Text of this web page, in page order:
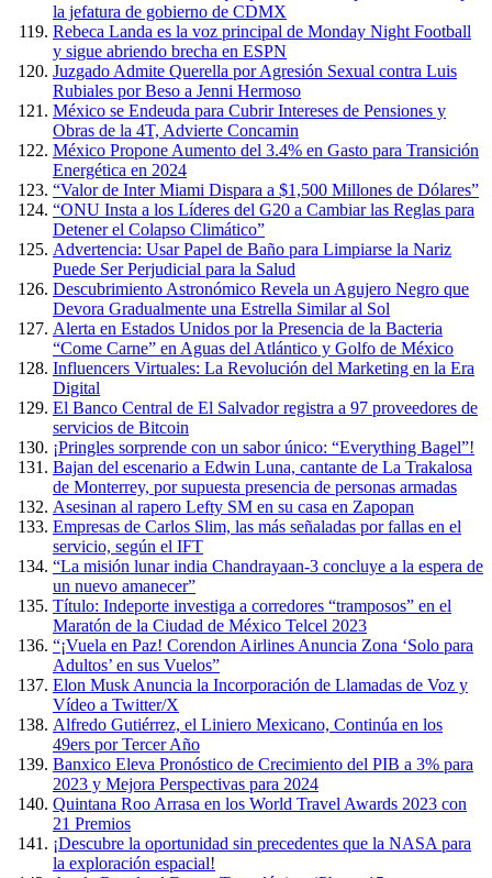
la jefatura de gobierno de CDMX
Rebeca Landa es la voz principal de Monday Night Football
y sigue abriendo brecha en ESPN
Juzgado Admite Querella por Agresión Sexual contra Luis
Rubiales por Beso a Jenni Hermoso
México se Endeuda para Cubrir Intereses de Pensiones y
Obras de la 4T, Advierte Concamin
México Propone Aumento del 3.4% en Gasto para Transición
Energética en 2024
“Valor de Inter Miami Dispara a $1,500 Millones de Dólares”
“ONU Insta a los Líderes del G20 a Cambiar las Reglas para
Detener el Colapso Climático”
Advertencia: Usar Papel de Baño para Limpiarse la Nariz
Puede Ser Perjudicial para la Salud
Descubrimiento Astronómico Revela un Agujero Negro que
Devora Gradualmente una Estrella Similar al Sol
Alerta en Estados Unidos por la Presencia de la Bacteria
“Come Carne” en Aguas del Atlántico y Golfo de México
Influencers Virtuales: La Revolución del Marketing en la Era
Digital
El Banco Central de El Salvador registra a 97 proveedores de
servicios de Bitcoin
¡Pringles sorprende con un sabor único: “Everything Bagel”!
Bajan del escenario a Edwin Luna, cantante de La Trakalosa
de Monterrey, por supuesta presencia de personas armadas
Asesinan al rapero Lefty SM en su casa en Zapopan
Empresas de Carlos Slim, las más señaladas por fallas en el
servicio, según el IFT
“La misión lunar india Chandrayaan-3 concluye a la espera de
un nuevo amanecer”
Título: Indeporte investiga a corredores “tramposos” en el
Maratón de la Ciudad de México Telcel 2023
“¡Vuela en Paz! Corendon Airlines Anuncia Zona ‘Solo para
Adultos’ en sus Vuelos”
Elon Musk Anuncia la Incorporación de Llamadas de Voz y
Vídeo a Twitter/X
Alfredo Gutiérrez, el Liniero Mexicano, Continúa en los
49ers por Tercer Año
Banxico Eleva Pronóstico de Crecimiento del PIB a 3% para
2023 y Mejora Perspectivas para 2024
Quintana Roo Arrasa en los World Travel Awards 2023 con
21 Premios
¡Descubre la oportunidad sin precedentes que la NASA para
la exploración espacial!